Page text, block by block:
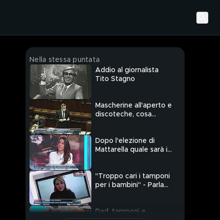
Nella stessa puntata
Addio al giornalista
Tito Stagno
Mascherine all'aperto e
discoteche, cosa
Dopo l'elezione di
Mattarella quale sarà il
"Troppo cari i tamponi
per i bambini" - Parla
Dad, tamponi e